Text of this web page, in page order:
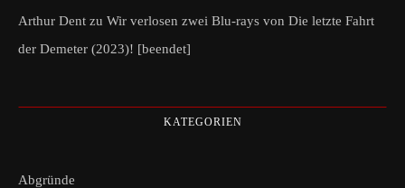
Arthur Dent zu Wir verlosen zwei Blu-rays von Die letzte Fahrt
der Demeter (2023)! [beendet]
KATEGORIEN
Abgründe